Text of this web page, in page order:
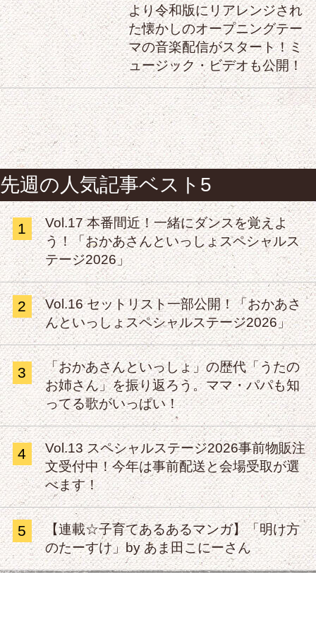
より令和版にリアレンジされ
た懐かしのオープニングテー
マの音楽配信がスタート！ミ
ュージック・ビデオも公開！
先週の人気記事ベスト5
1
Vol.17 本番間近！一緒にダンスを覚えよ
う！「おかあさんといっしょスペシャルス
テージ2026」
2
Vol.16 セットリスト一部公開！「おかあさ
んといっしょスペシャルステージ2026」
3
「おかあさんといっしょ」の歴代「うたの
お姉さん」を振り返ろう。ママ・パパも知
ってる歌がいっぱい！
4
Vol.13 スペシャルステージ2026事前物販注
文受付中！今年は事前配送と会場受取が選
べます！
5
【連載☆子育てあるあるマンガ】「明け方
のたーすけ」by あま田こにーさん